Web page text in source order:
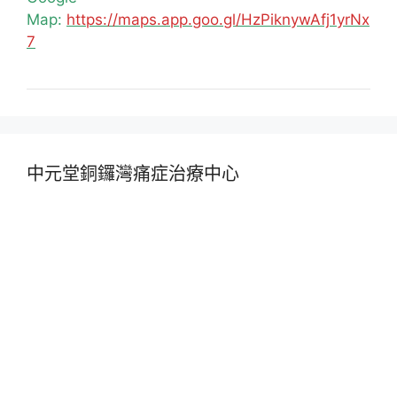
Map: https://maps.app.goo.gl/HzPiknywAfj1yrNx
7
中元堂銅鑼灣痛症治療中心